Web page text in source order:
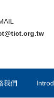
反貪腐運動
我們